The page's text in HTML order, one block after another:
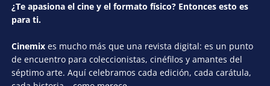
¿Te apasiona el cine y el formato físico? Entonces esto es
para ti.
Cinemix es mucho más que una revista digital: es un punto
de encuentro para coleccionistas, cinéfilos y amantes del
séptimo arte. Aquí celebramos cada edición, cada carátula,